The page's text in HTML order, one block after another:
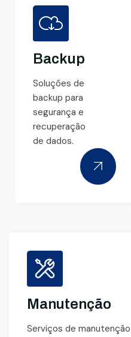
Backup
Soluções de
backup para
segurança e
recuperação
de dados.
Manutenção
Serviços de